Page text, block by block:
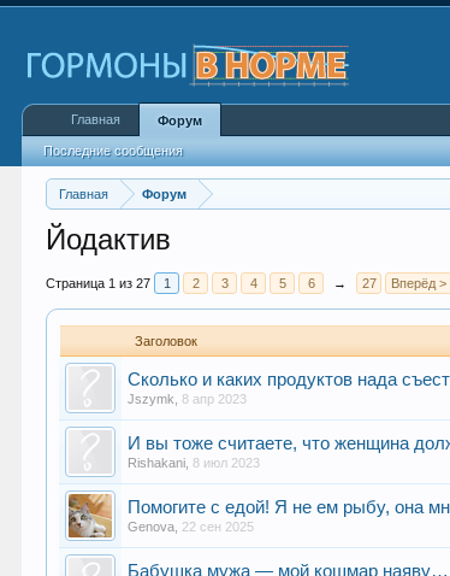
Главная Форум
Йодактив
Страница 1 из 27 1 2 3 4 5 6 → 27 Вперёд >
Заголовок
Сколько и каких продуктов нада
Jszymk ,8 апр 2023
И вы тоже считаете, что женщина
Rishakani ,8 июл 2023
Помогите с едой! Я не ем рыбу, она
Genova 22 сен 2025
Бабушка мужа — мой кошмар наяву…
Главная Форум
Последние сообщения